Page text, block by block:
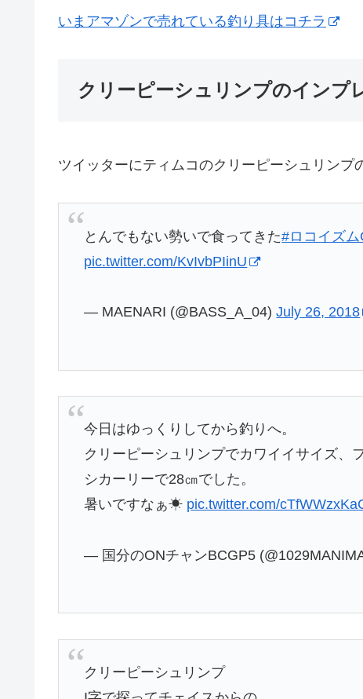
いまアマゾンで売れている釣り具はコチラ
クリーピーシュリンプのインプ
ツイッターにティムコのクリーピーシュリンプ
とんでもない勢いで食ってきた#ロコイズム
pic.twitter.com/KvIvbPIinU
— MAENARI (@BASS_A_04)July 26, 2018
今日はゆっくりしてから釣りへ。
クリーピーシュリンプでカワイイサイズ、
シカーリーで28㎝でした。
暑いですなぁ☀ pic.twitter.com/
— 国分のONチャンBCGP5
クリーピーシュリンプ